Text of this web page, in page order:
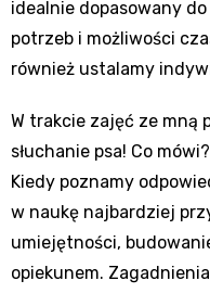
idealnie dopasowany
potrzeb i możliwości
również ustalamy
W trakcie zajęć ze mną
słuchanie psa! Co
Kiedy poznamy
w naukę najbardziej
umiejętności,
opiekunem.